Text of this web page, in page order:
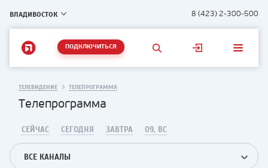
ВЛАДИВОСТОК 8 (423) 2-300-500
ПОДКЛЮЧИТЬСЯ
ТЕЛЕВИДЕНИЕ ТЕЛЕПРОГРАММА
Телепрограмма
СЕЙЧАС СЕГОДНЯ ЗАВТРА 09, ВС
ВСЕ КАНАЛЫ